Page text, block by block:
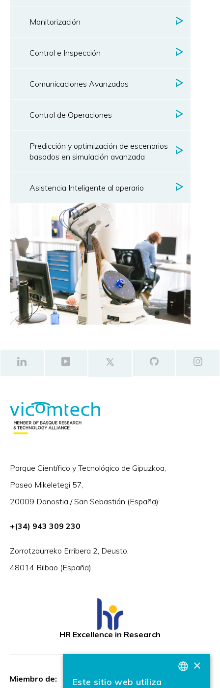
Monitorización
Control e Inspección
Comunicaciones Avanzadas
Control de Operaciones
Predicción y optimización de escenarios
basados en simulación avanzada
Asistencia Inteligente al operario
Parque Científico y Tecnológico de Gipuzkoa,
Paseo Mikeletegi 57,
20009 Donostia / San Sebastián (España)
+(34) 943 309 230
Zorrotzaurreko Erribera 2, Deusto,
48014 Bilbao (España)
HR Excellence in Research
Miembro de:
×
Este sitio web utiliza